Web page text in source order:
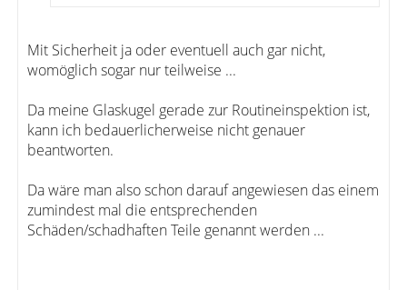
Mit Sicherheit ja oder eventuell auch gar nicht,
womöglich sogar nur teilweise ...
Da meine Glaskugel gerade zur Routineinspektion ist,
kann ich bedauerlicherweise nicht genauer
beantworten.
Da wäre man also schon darauf angewiesen das einem
zumindest mal die entsprechenden
Schäden/schadhaften Teile genannt werden ...